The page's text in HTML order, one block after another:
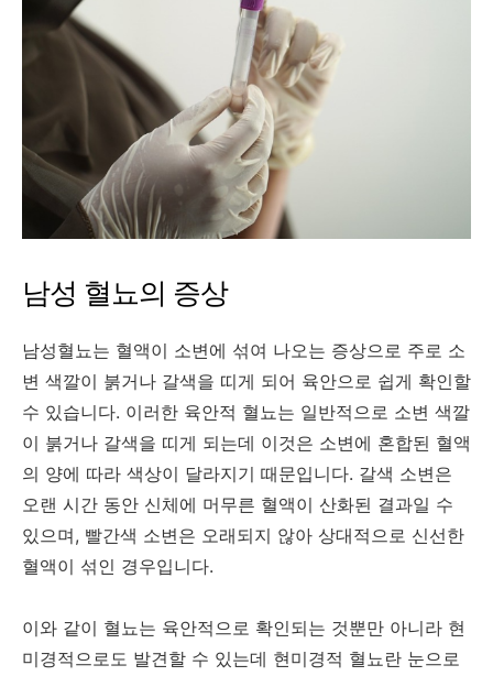
남성 혈뇨의 증상
남성혈뇨는 혈액이 소변에 섞여 나오는 증상으로 주로 소
변 색깔이 붉거나 갈색을 띠게 되어 육안으로 쉽게 확인할
수 있습니다. 이러한 육안적 혈뇨는 일반적으로 소변 색깔
이 붉거나 갈색을 띠게 되는데 이것은 소변에 혼합된 혈액
의 양에 따라 색상이 달라지기 때문입니다. 갈색 소변은
오랜 시간 동안 신체에 머무른 혈액이 산화된 결과일 수
있으며, 빨간색 소변은 오래되지 않아 상대적으로 신선한
혈액이 섞인 경우입니다.
이와 같이 혈뇨는 육안적으로 확인되는 것뿐만 아니라 현
미경적으로도 발견할 수 있는데 현미경적 혈뇨란 눈으로